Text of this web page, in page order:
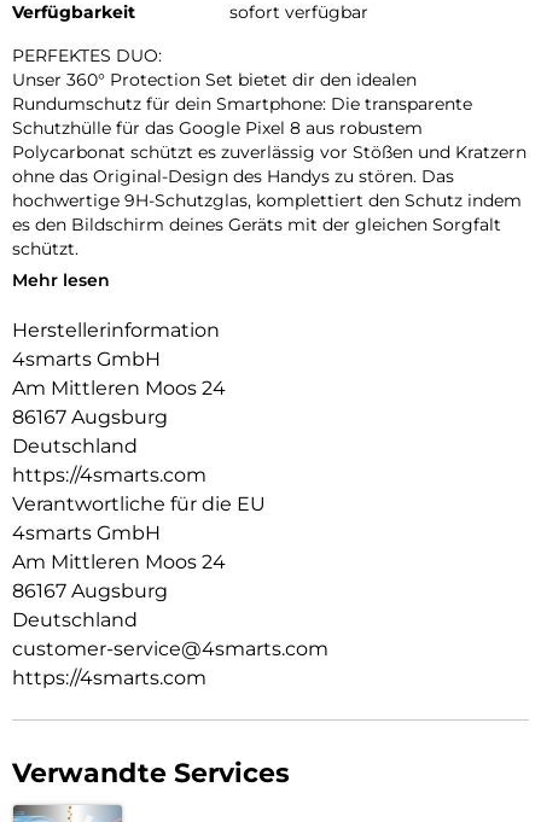
Verfügbarkeit
sofort verfügbar
PERFEKTES DUO:
Unser 360° Protection Set bietet dir den idealen
Rundumschutz für dein Smartphone: Die transparente
Schutzhülle für das Google Pixel 8 aus robustem
Polycarbonat schützt es zuverlässig vor Stößen und Kratzern
ohne das Original-Design des Handys zu stören. Das
hochwertige 9H-Schutzglas, komplettiert den Schutz indem
es den Bildschirm deines Geräts mit der gleichen Sorgfalt
schützt.
UNBEEINTRÄCHTIGTE BEDIENUNG:
optimalen Schutz für dein Gerät, ohne die Bedienbarkeit
einzuschränken. Während die Hülle es vor Stößen und
Kratzern bewahrt, schützt das Schutzglas das Display, ohne
die Touchscreen-Funktionalität zu beeinträchtigen. Erlebe
uneingeschränkte Nutzung und maximalen Schutz in einem
Produkt.
TRANSPARENTE ELEGANZ:
Entdecke den Vorteil von Schutz und Ästhetik mit unserer
Design deines Geräts und ermöglicht es, die Farbe und die
Feinheiten deines Geräts voll zur Geltung zu bringen.
Mehr lesen
Herstellerinformation
4smarts GmbH
Am Mittleren Moos 24
86167 Augsburg
Deutschland
https://4smarts.com
Verantwortliche für die EU
4smarts GmbH
Am Mittleren Moos 24
86167 Augsburg
Deutschland
customer-service@4smarts.com
https://4smarts.com
Verwandte Services